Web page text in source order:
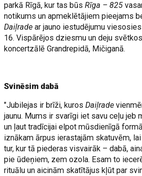
parkā Rīgā, kur tas būsRīga – 825
notikums un apmeklētājiem pieejams
Daiļrade ar jauno iestudējumu
16. Vispārējos dziesmu un deju
koncertzālē Grandrepidā, Mičiganā.
Svinēsim dabā
"Jubilejas ir brīži, kurosDaiļrade
jaunu. Mums ir svarīgi iet savu ceļu jeb
un ļaut tradīcijai elpot mūsdienīgā
iznākam ārpus ierastajām skatuvēm,
tur, kur tā piederas visvairāk – dabā,
pie ūdeņiem, zem ozola. Esam to
rituālu un aicinām skatītājus kļūt par